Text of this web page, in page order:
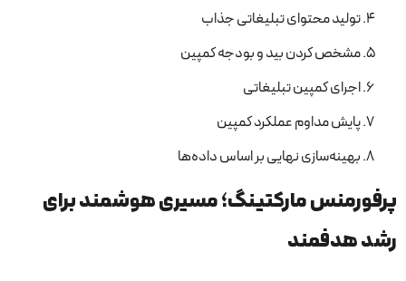
تولید محتوای تبلیغاتی جذاب
مشخص کردن بید و بودجه کمپین
اجرای کمپین تبلیغاتی
پایش مداوم عملکرد کمپین
بهینه‌سازی نهایی بر اساس داده‌ها
پرفورمنس مارکتینگ؛ مسیری هوشمند برای
رشد هدفمند